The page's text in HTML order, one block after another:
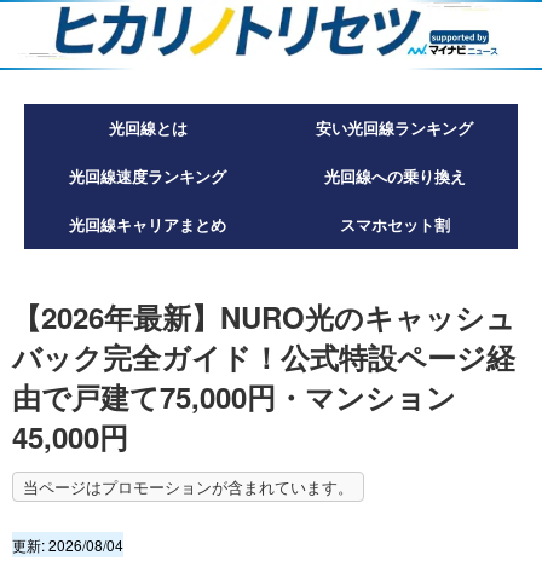
光回線とは 安い光回線ランキング
光回線速度ランキング 光回線への乗り換え
光回線キャリアまとめ スマホセット割
【2026年最新】NURO光のキャッシュ
バック完全ガイド！公式特設ページ経
由で戸建て75,000円・マンション
45,000円
更新:2026/08/04